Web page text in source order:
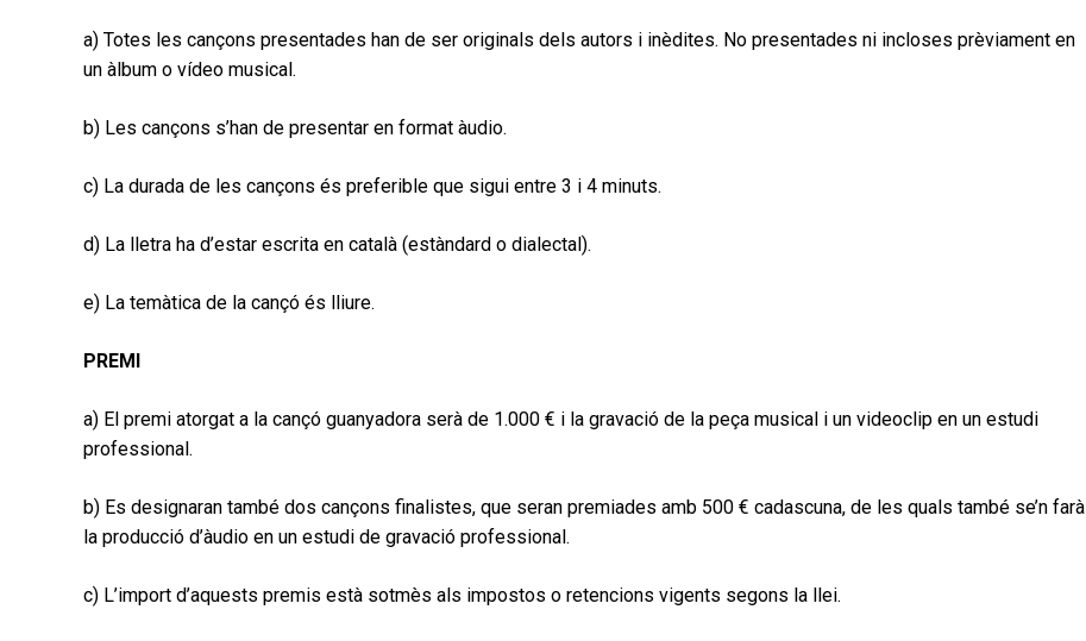
a) Totes les cançons presentades han de ser originals dels autors i inèdites. No presentades ni incloses prèviament en
un àlbum o vídeo musical.
b) Les cançons s’han de presentar en format àudio.
c) La durada de les cançons és preferible que sigui entre 3 i 4 minuts.
d) La lletra ha d’estar escrita en català (estàndard o dialectal).
e) La temàtica de la cançó és lliure.
PREMI
a) El premi atorgat a la cançó guanyadora serà de 1.000 € i la gravació de la peça musical i un videoclip en un estudi
professional.
b) Es designaran també dos cançons finalistes, que seran premiades amb 500 € cadascuna, de les quals també se’n farà
la producció d’àudio en un estudi de gravació professional.
c) L’import d’aquests premis està sotmès als impostos o retencions vigents segons la llei.